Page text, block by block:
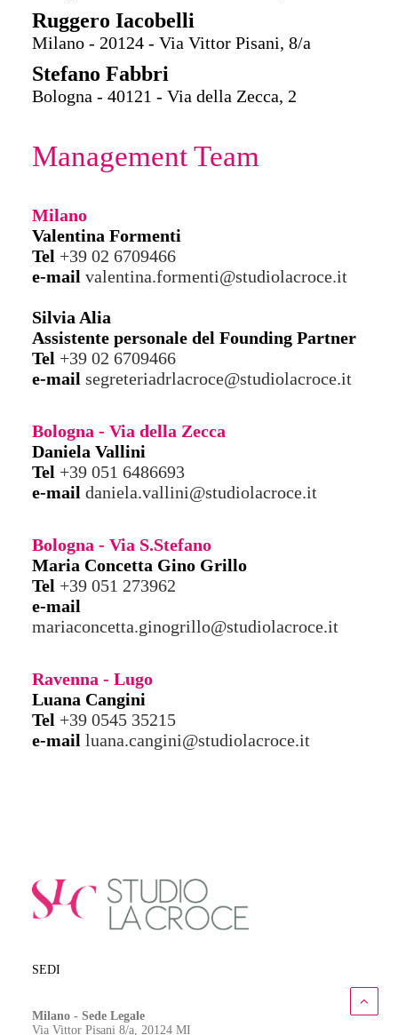
Ruggero Iacobelli
Milano - 20124 - Via Vittor Pisani, 8/a
Stefano Fabbri
Bologna - 40121 - Via della Zecca, 2
Management Team
Milano
Valentina Formenti
Tel +39 02 6709466
e-mail valentina.formenti@studiolacroce.it
Silvia Alia
Assistente personale del Founding Partner
Tel +39 02 6709466
e-mail segreteriadrlacroce@studiolacroce.it
Bologna - Via della Zecca
Daniela Vallini
Tel +39 051 6486693
e-mail daniela.vallini@studiolacroce.it
Bologna - Via S.Stefano
Maria Concetta Gino Grillo
Tel +39 051 273962
e-mail
mariaconcetta.ginogrillo@studiolacroce.it
Ravenna - Lugo
Luana Cangini
Tel +39 0545 35215
e-mail luana.cangini@studiolacroce.it
SEDI
Milano - Sede Legale
Via Vittor Pisani 8/a, 20124 MI